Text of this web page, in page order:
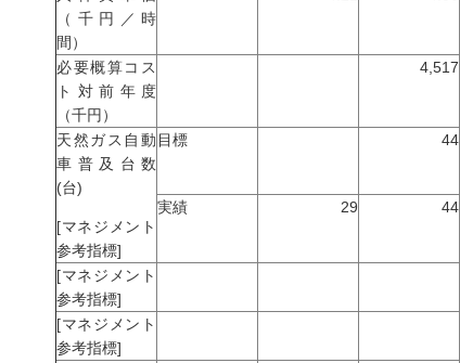
（千円／時
間）
必要概算コス
ト対前年度
（千円）
4,517
天然ガス自動
車普及台数
(台)
[マネジメント
参考指標]
目標 44
実績 29 44
[マネジメント
参考指標]
[マネジメント
参考指標]